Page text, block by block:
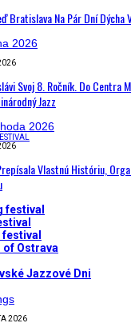
Bratislava Na Pár Dní Dýcha
Svoj 8. Ročník. Do Centra
Jazz
Vlastnú Históriu,
festival
Ostrava
Jazzové Dni
2026